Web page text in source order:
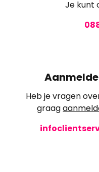
Je kunt
Heb je vragen
graag